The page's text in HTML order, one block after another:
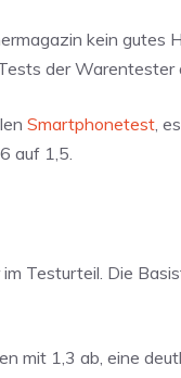
kein gutes
der Warentester
Smartphonetest ,
auf 1,5.
Testurteil. Die
mit 1,3 ab, eine